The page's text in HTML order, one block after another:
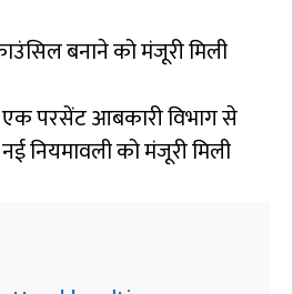
बनाने को मंजूरी मिली
एक परसेंट आबकारी विभाग से
नियमावली को मंजूरी मिली